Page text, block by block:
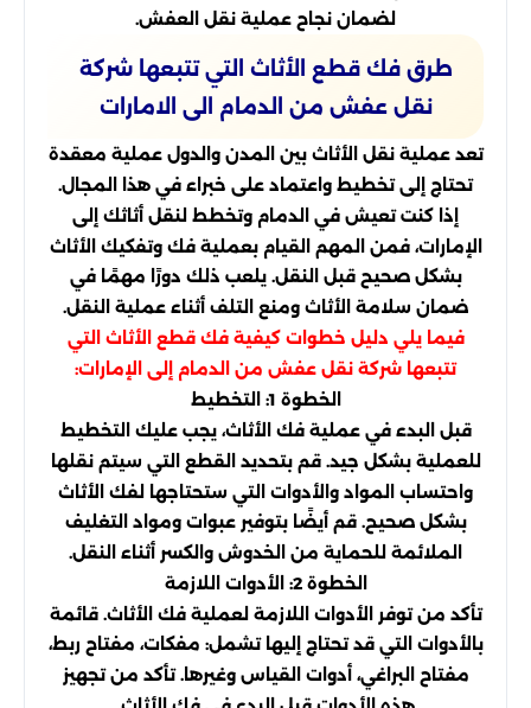
لضمان نجاح عملية نقل العفش.
طرق فك قطع الأثاث التي تتبعها شركة
نقل عفش من الدمام الى الامارات
تعد عملية نقل الأثاث بين المدن والدول عملية معقدة
تحتاج إلى تخطيط واعتماد على خبراء في هذا المجال.
إذا كنت تعيش في الدمام وتخطط لنقل أثاثك إلى
الإمارات، فمن المهم القيام بعملية فك وتفكيك الأثاث
بشكل صحيح قبل النقل. يلعب ذلك دورًا مهمًا في
ضمان سلامة الأثاث ومنع التلف أثناء عملية النقل.
فيما يلي دليل خطوات كيفية فك قطع الأثاث التي
تتبعها شركة نقل عفش من الدمام إلى الإمارات:
الخطوة 1: التخطيط
قبل البدء في عملية فك الأثاث، يجب عليك التخطيط
للعملية بشكل جيد. قم بتحديد القطع التي سيتم نقلها
واحتساب المواد والأدوات التي ستحتاجها لفك الأثاث
بشكل صحيح. قم أيضًا بتوفير عبوات ومواد التغليف
الملائمة للحماية من الخدوش والكسر أثناء النقل.
الخطوة 2: الأدوات اللازمة
تأكد من توفر الأدوات اللازمة لعملية فك الأثاث. قائمة
بالأدوات التي قد تحتاج إليها تشمل: مفكات، مفتاح ربط،
مفتاح البراغي، أدوات القياس وغيرها. تأكد من تجهيز